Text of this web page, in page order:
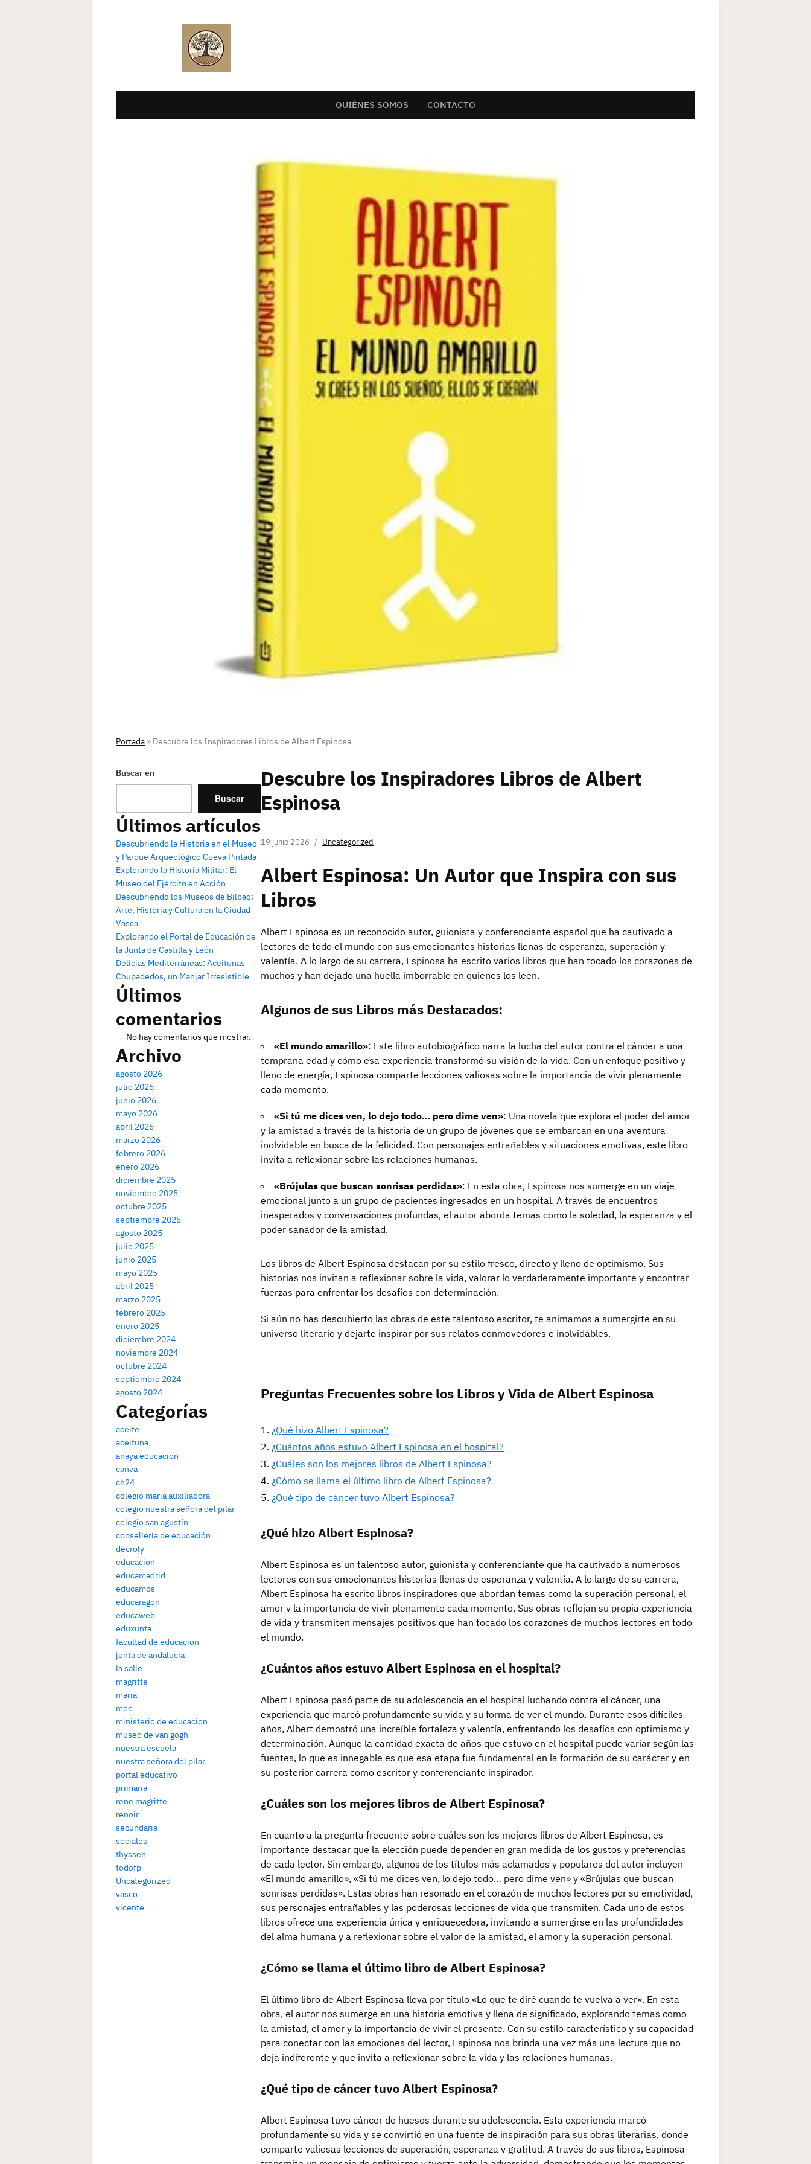
QUIÉNES SOMOS CONTACTO
Portada » Descubre los Inspiradores Libros de Albert Espinosa
Buscar en
Buscar
Últimos artículos
Descubriendo la Historia en el Museo
y Parque Arqueológico Cueva Pintada
Explorando la Historia Militar: El
Museo del Ejército en Acción
Descubriendo los Museos de Bilbao:
Arte, Historia y Cultura en la Ciudad
Vasca
Explorando el Portal de Educación de
la Junta de Castilla y León
Delicias Mediterráneas: Aceitunas
Chupadedos, un Manjar Irresistible
Últimos
comentarios
No hay comentarios que mostrar.
Archivo
agosto 2026
julio 2026
junio 2026
mayo 2026
abril 2026
marzo 2026
febrero 2026
enero 2026
diciembre 2025
noviembre 2025
octubre 2025
septiembre 2025
agosto 2025
julio 2025
junio 2025
mayo 2025
abril 2025
marzo 2025
febrero 2025
enero 2025
diciembre 2024
noviembre 2024
octubre 2024
septiembre 2024
agosto 2024
Categorías
aceite
aceituna
anaya educacion
canva
ch24
colegio maria auxiliadora
colegio nuestra señora del pilar
colegio san agustín
consellería de educación
decroly
educacion
educamadrid
educamos
educaragon
educaweb
eduxunta
facultad de educacion
junta de andalucia
la salle
magritte
maria
mec
ministerio de educacion
museo de van gogh
nuestra escuela
nuestra señora del pilar
portal educativo
primaria
rene magritte
renoir
secundaria
sociales
thyssen
todofp
Uncategorized
vasco
vicente
Descubre los Inspiradores Libros de Albert
Espinosa
19 junio 2026 Uncategorized
Albert Espinosa: Un Autor que Inspira con sus
Libros
Albert Espinosa es un reconocido autor, guionista y conferenciante español que ha cautivado a
lectores de todo el mundo con sus emocionantes historias llenas de esperanza, superación y
valentía. A lo largo de su carrera, Espinosa ha escrito varios libros que han tocado los corazones de
muchos y han dejado una huella imborrable en quienes los leen.
Algunos de sus Libros más Destacados:
«El mundo amarillo»: Este libro autobiográfico narra la lucha del autor contra el cáncer a una
temprana edad y cómo esa experiencia transformó su visión de la vida. Con un enfoque positivo y
lleno de energía, Espinosa comparte lecciones valiosas sobre la importancia de vivir plenamente
cada momento.
«Si tú me dices ven, lo dejo todo… pero dime ven»: Una novela que explora el poder del amor
y la amistad a través de la historia de un grupo de jóvenes que se embarcan en una aventura
inolvidable en busca de la felicidad. Con personajes entrañables y situaciones emotivas, este libro
invita a reflexionar sobre las relaciones humanas.
«Brújulas que buscan sonrisas perdidas»: En esta obra, Espinosa nos sumerge en un viaje
emocional junto a un grupo de pacientes ingresados en un hospital. A través de encuentros
inesperados y conversaciones profundas, el autor aborda temas como la soledad, la esperanza y el
poder sanador de la amistad.
Los libros de Albert Espinosa destacan por su estilo fresco, directo y lleno de optimismo. Sus
historias nos invitan a reflexionar sobre la vida, valorar lo verdaderamente importante y encontrar
fuerzas para enfrentar los desafíos con determinación.
Si aún no has descubierto las obras de este talentoso escritor, te animamos a sumergirte en su
universo literario y dejarte inspirar por sus relatos conmovedores e inolvidables.
Preguntas Frecuentes sobre los Libros y Vida de Albert Espinosa
¿Qué hizo Albert Espinosa?
¿Cuántos años estuvo Albert Espinosa en el hospital?
¿Cuáles son los mejores libros de Albert Espinosa?
¿Cómo se llama el último libro de Albert Espinosa?
¿Qué tipo de cáncer tuvo Albert Espinosa?
¿Qué hizo Albert Espinosa?
Albert Espinosa es un talentoso autor, guionista y conferenciante que ha cautivado a numerosos
lectores con sus emocionantes historias llenas de esperanza y valentía. A lo largo de su carrera,
Albert Espinosa ha escrito libros inspiradores que abordan temas como la superación personal, el
amor y la importancia de vivir plenamente cada momento. Sus obras reflejan su propia experiencia
de vida y transmiten mensajes positivos que han tocado los corazones de muchos lectores en todo
el mundo.
¿Cuántos años estuvo Albert Espinosa en el hospital?
Albert Espinosa pasó parte de su adolescencia en el hospital luchando contra el cáncer, una
experiencia que marcó profundamente su vida y su forma de ver el mundo. Durante esos difíciles
años, Albert demostró una increíble fortaleza y valentía, enfrentando los desafíos con optimismo y
determinación. Aunque la cantidad exacta de años que estuvo en el hospital puede variar según las
fuentes, lo que es innegable es que esa etapa fue fundamental en la formación de su carácter y en
su posterior carrera como escritor y conferenciante inspirador.
¿Cuáles son los mejores libros de Albert Espinosa?
En cuanto a la pregunta frecuente sobre cuáles son los mejores libros de Albert Espinosa, es
importante destacar que la elección puede depender en gran medida de los gustos y preferencias
de cada lector. Sin embargo, algunos de los títulos más aclamados y populares del autor incluyen
«El mundo amarillo», «Si tú me dices ven, lo dejo todo… pero dime ven» y «Brújulas que buscan
sonrisas perdidas». Estas obras han resonado en el corazón de muchos lectores por su emotividad,
sus personajes entrañables y las poderosas lecciones de vida que transmiten. Cada uno de estos
libros ofrece una experiencia única y enriquecedora, invitando a sumergirse en las profundidades
del alma humana y a reflexionar sobre el valor de la amistad, el amor y la superación personal.
¿Cómo se llama el último libro de Albert Espinosa?
El último libro de Albert Espinosa lleva por título «Lo que te diré cuando te vuelva a ver». En esta
obra, el autor nos sumerge en una historia emotiva y llena de significado, explorando temas como
la amistad, el amor y la importancia de vivir el presente. Con su estilo característico y su capacidad
para conectar con las emociones del lector, Espinosa nos brinda una vez más una lectura que no
deja indiferente y que invita a reflexionar sobre la vida y las relaciones humanas.
¿Qué tipo de cáncer tuvo Albert Espinosa?
Albert Espinosa tuvo cáncer de huesos durante su adolescencia. Esta experiencia marcó
profundamente su vida y se convirtió en una fuente de inspiración para sus obras literarias, donde
comparte valiosas lecciones de superación, esperanza y gratitud. A través de sus libros, Espinosa